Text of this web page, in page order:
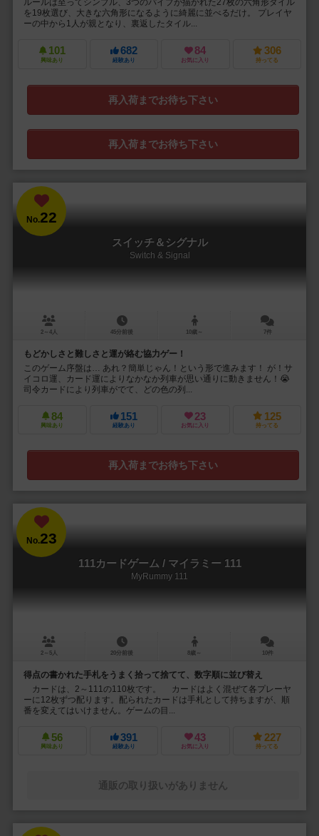
ルールは至ってシンプル、3つのパイプが描かれた27枚の六角形タイル
を19枚選び、大きな六角形になるように綺麗に並べるだけ。 プレイヤ
ーの中から1人が親となり、裏返したタイル...
101
興味あり
682
経験あり
84
お気に入り
306
持ってる
再入荷までお待ち下さい
再入荷までお待ち下さい
No.22
スイッチ＆シグナル
Switch & Signal
2～4人 45分前後 10歳～ 7件
もどかしさと難しさと運が絡む協力ゲー！
このゲーム序盤は… あれ？簡単じゃん！という形で進みます！ が！サ
イコロ運、カード運によりなかなか列車が思い通りに動きません！😭
司令カードにより列車がでて、どの色の列...
84
興味あり
151
経験あり
23
お気に入り
125
持ってる
再入荷までお待ち下さい
No.23
111カードゲーム / マイラミー 111
MyRummy 111
2～5人 20分前後 8歳～ 10件
得点の書かれた手札をうまく拾って捨てて、数字順に並び替え
カードは、2～111の110枚です。 カードはよく混ぜて各プレーヤ
ーに12枚ずつ配ります。配られたカードは手札として持ちますが、順
番を変えてはいけません。ゲームの目...
56
興味あり
391
経験あり
43
お気に入り
227
持ってる
通販の取り扱いがありません